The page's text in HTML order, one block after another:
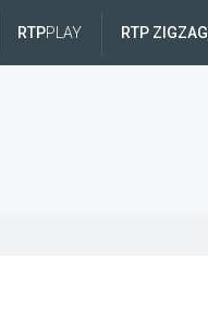
RTPPLAY RTP ZIGZAG